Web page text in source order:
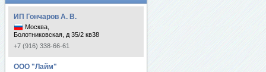
ИП Гончаров А. В.
Москва,
Болотниковская, д 35/2 кв38
+7 (916) 338-66-61
ООО "Лайм"